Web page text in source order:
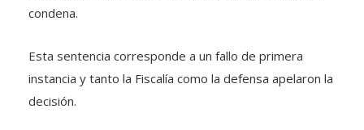
condena.
Esta sentencia corresponde a un fallo de primera
instancia y tanto la Fiscalía como la defensa apelaron la
decisión.